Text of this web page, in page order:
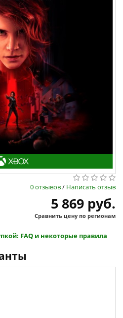
0 отзывов/ Написать отзыв
5 869 руб.
Сравнить цену по регионам
FAQ и некоторые правила